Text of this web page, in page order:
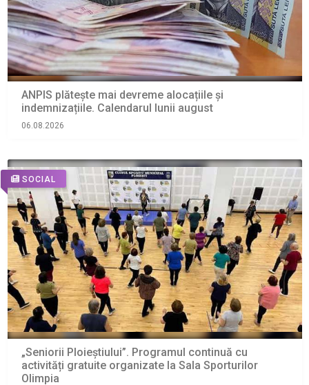
ANPIS plătește mai devreme alocațiile și
indemnizațiile. Calendarul lunii august
06.08.2026
SOCIAL
„Seniorii Ploieștiului”. Programul continuă cu
activități gratuite organizate la Sala Sporturilor
Olimpia